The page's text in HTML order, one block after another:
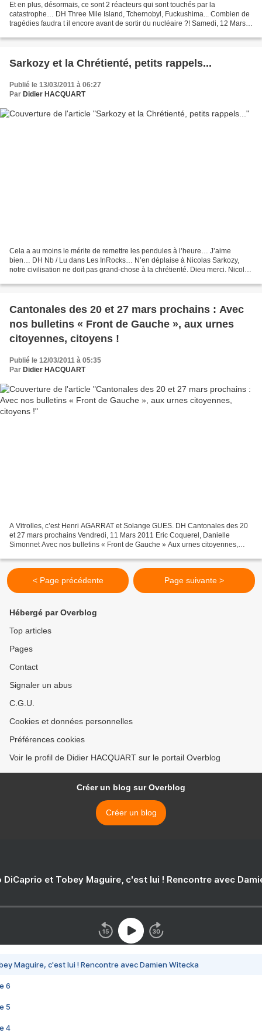
Et en plus, désormais, ce sont 2 réacteurs qui sont touchés par la
catastrophe… DH Three Mile Island, Tchernobyl, Fuckushima... Combien de
tragédies faudra t il encore avant de sortir du nucléaire ?! Samedi, 12 Mars
Sarkozy et la Chrétienté, petits rappels...
Publié le 13/03/2011 à 06:27
Par Didier HACQUART
Cela a au moins le mérite de remettre les pendules à l’heure… J’aime
bien… DH Nb / Lu dans Les InRocks… N’en déplaise à Nicolas Sarkozy,
notre civilisation ne doit pas grand-chose à la chrétienté. Dieu merci. Nicolas
Cantonales des 20 et 27 mars prochains : Avec
nos bulletins « Front de Gauche », aux urnes
citoyennes, citoyens !
Publié le 12/03/2011 à 05:35
Par Didier HACQUART
A Vitrolles, c’est Henri AGARRAT et Solange GUES. DH Cantonales des 20
et 27 mars prochains Vendredi, 11 Mars 2011 Eric Coquerel, Danielle
Simonnet Avec nos bulletins « Front de Gauche » Aux urnes citoyennes,
< Page précédente Page suivante >
Hébergé par Overblog
Top articles
Pages
Contact
Signaler un abus
C.G.U.
Cookies et données personnelles
Préférences cookies
Voir le profil de Didier HACQUART sur le portail Overblog
Créer un blog sur Overblog
Créer un blog
DiCaprio et Tobey Maguire, c'est lui ! Rencontre avec
Maguire, c'est lui ! Rencontre avec Damien Witecka
6
5
4